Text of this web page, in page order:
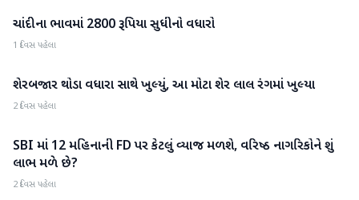
બિઝનેસ
ચાંદીના ભાવમાં 2800 રૂપિયા સુધીનો વધારો
1 દિવસ પહેલા
બિઝનેસ
શેરબજાર થોડા વધારા સાથે ખુલ્યું, આ મોટા શેર લાલ રંગમાં ખુલ્યા
2 દિવસ પહેલા
બિઝનેસ
SBI માં 12 મહિનાની FD પર કેટલું વ્યાજ મળશે, વરિષ્ઠ નાગરિકોને શું
લાભ મળે છે?
2 દિવસ પહેલા